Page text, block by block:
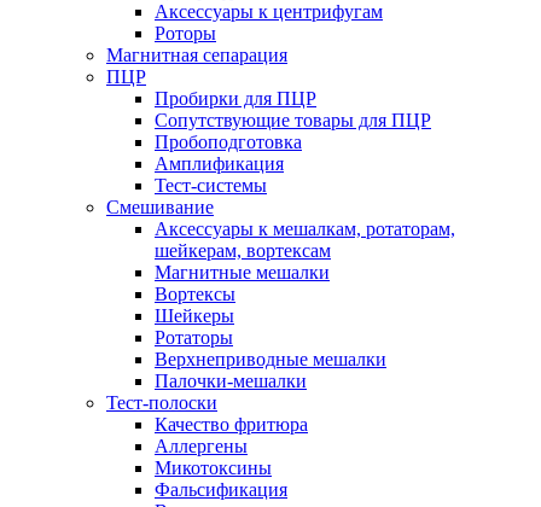
Аксессуары к центрифугам
Роторы
Магнитная сепарация
ПЦР
Пробирки для ПЦР
Сопутствующие товары для ПЦР
Пробоподготовка
Амплификация
Тест-системы
Смешивание
Аксессуары к мешалкам, ротаторам,
шейкерам, вортексам
Магнитные мешалки
Вортексы
Шейкеры
Ротаторы
Верхнеприводные мешалки
Палочки-мешалки
Тест-полоски
Качество фритюра
Аллергены
Микотоксины
Фальсификация